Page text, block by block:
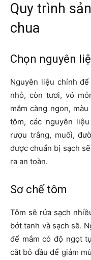
Quy trình
chua
Chọn nguyên
Nguyên liệu chính
nhỏ, còn tươi, vỏ
mắm càng ngon,
tôm, các nguyên
rượu trắng, muối,
được chuẩn bị sạch
ra an toàn.
Sơ chế tôm
Tôm sẽ rửa sạch
bớt tanh và sạch sẽ.
để mắm có độ ngọt
cắt bỏ đầu để giảm